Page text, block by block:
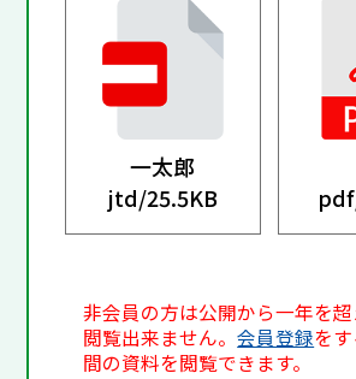
一太郎
jtd/25.5KB
非会員の方は公開から一年を
閲覧出来ません。会員登録を
間の資料を閲覧できます。